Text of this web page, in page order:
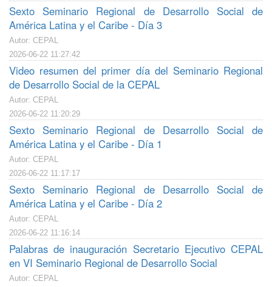
Sexto Seminario Regional de Desarrollo Social de
América Latina y el Caribe - Día 3
Autor: CEPAL
2026-06-22 11:27:42
Video resumen del primer día del Seminario Regional
de Desarrollo Social de la CEPAL
Autor: CEPAL
2026-06-22 11:20:29
Sexto Seminario Regional de Desarrollo Social de
América Latina y el Caribe - Día 1
Autor: CEPAL
2026-06-22 11:17:17
Sexto Seminario Regional de Desarrollo Social de
América Latina y el Caribe - Día 2
Autor: CEPAL
2026-06-22 11:16:14
Palabras de inauguración Secretario Ejecutivo CEPAL
en VI Seminario Regional de Desarrollo Social
Autor: CEPAL